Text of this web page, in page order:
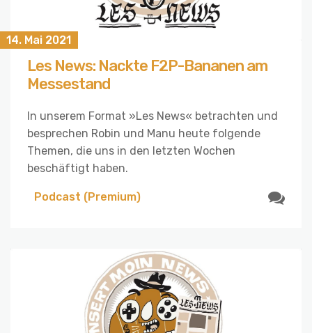
14. Mai 2021
Les News: Nackte F2P-Bananen am
Messestand
In unserem Format »Les News« betrachten und
besprechen Robin und Manu heute folgende
Themen, die uns in den letzten Wochen
beschäftigt haben.
Podcast (Premium)